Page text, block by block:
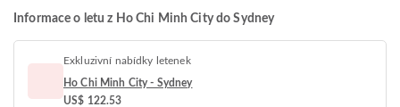
Informace o letu z Ho Chi Minh City do Sydney
Exkluzivní nabídky letenek
Ho Chi Minh City - Sydney
US$ 122.53